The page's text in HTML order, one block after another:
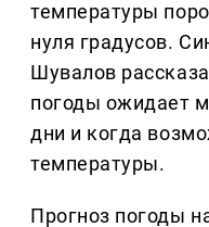
температуры
нуля градусов.
Шувалов
погоды ожидает
дни и когда
температуры.
Прогноз погоды